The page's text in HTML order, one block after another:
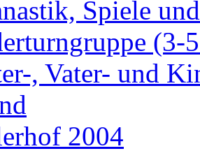
Spiele
(3-
, Vater- und
2004